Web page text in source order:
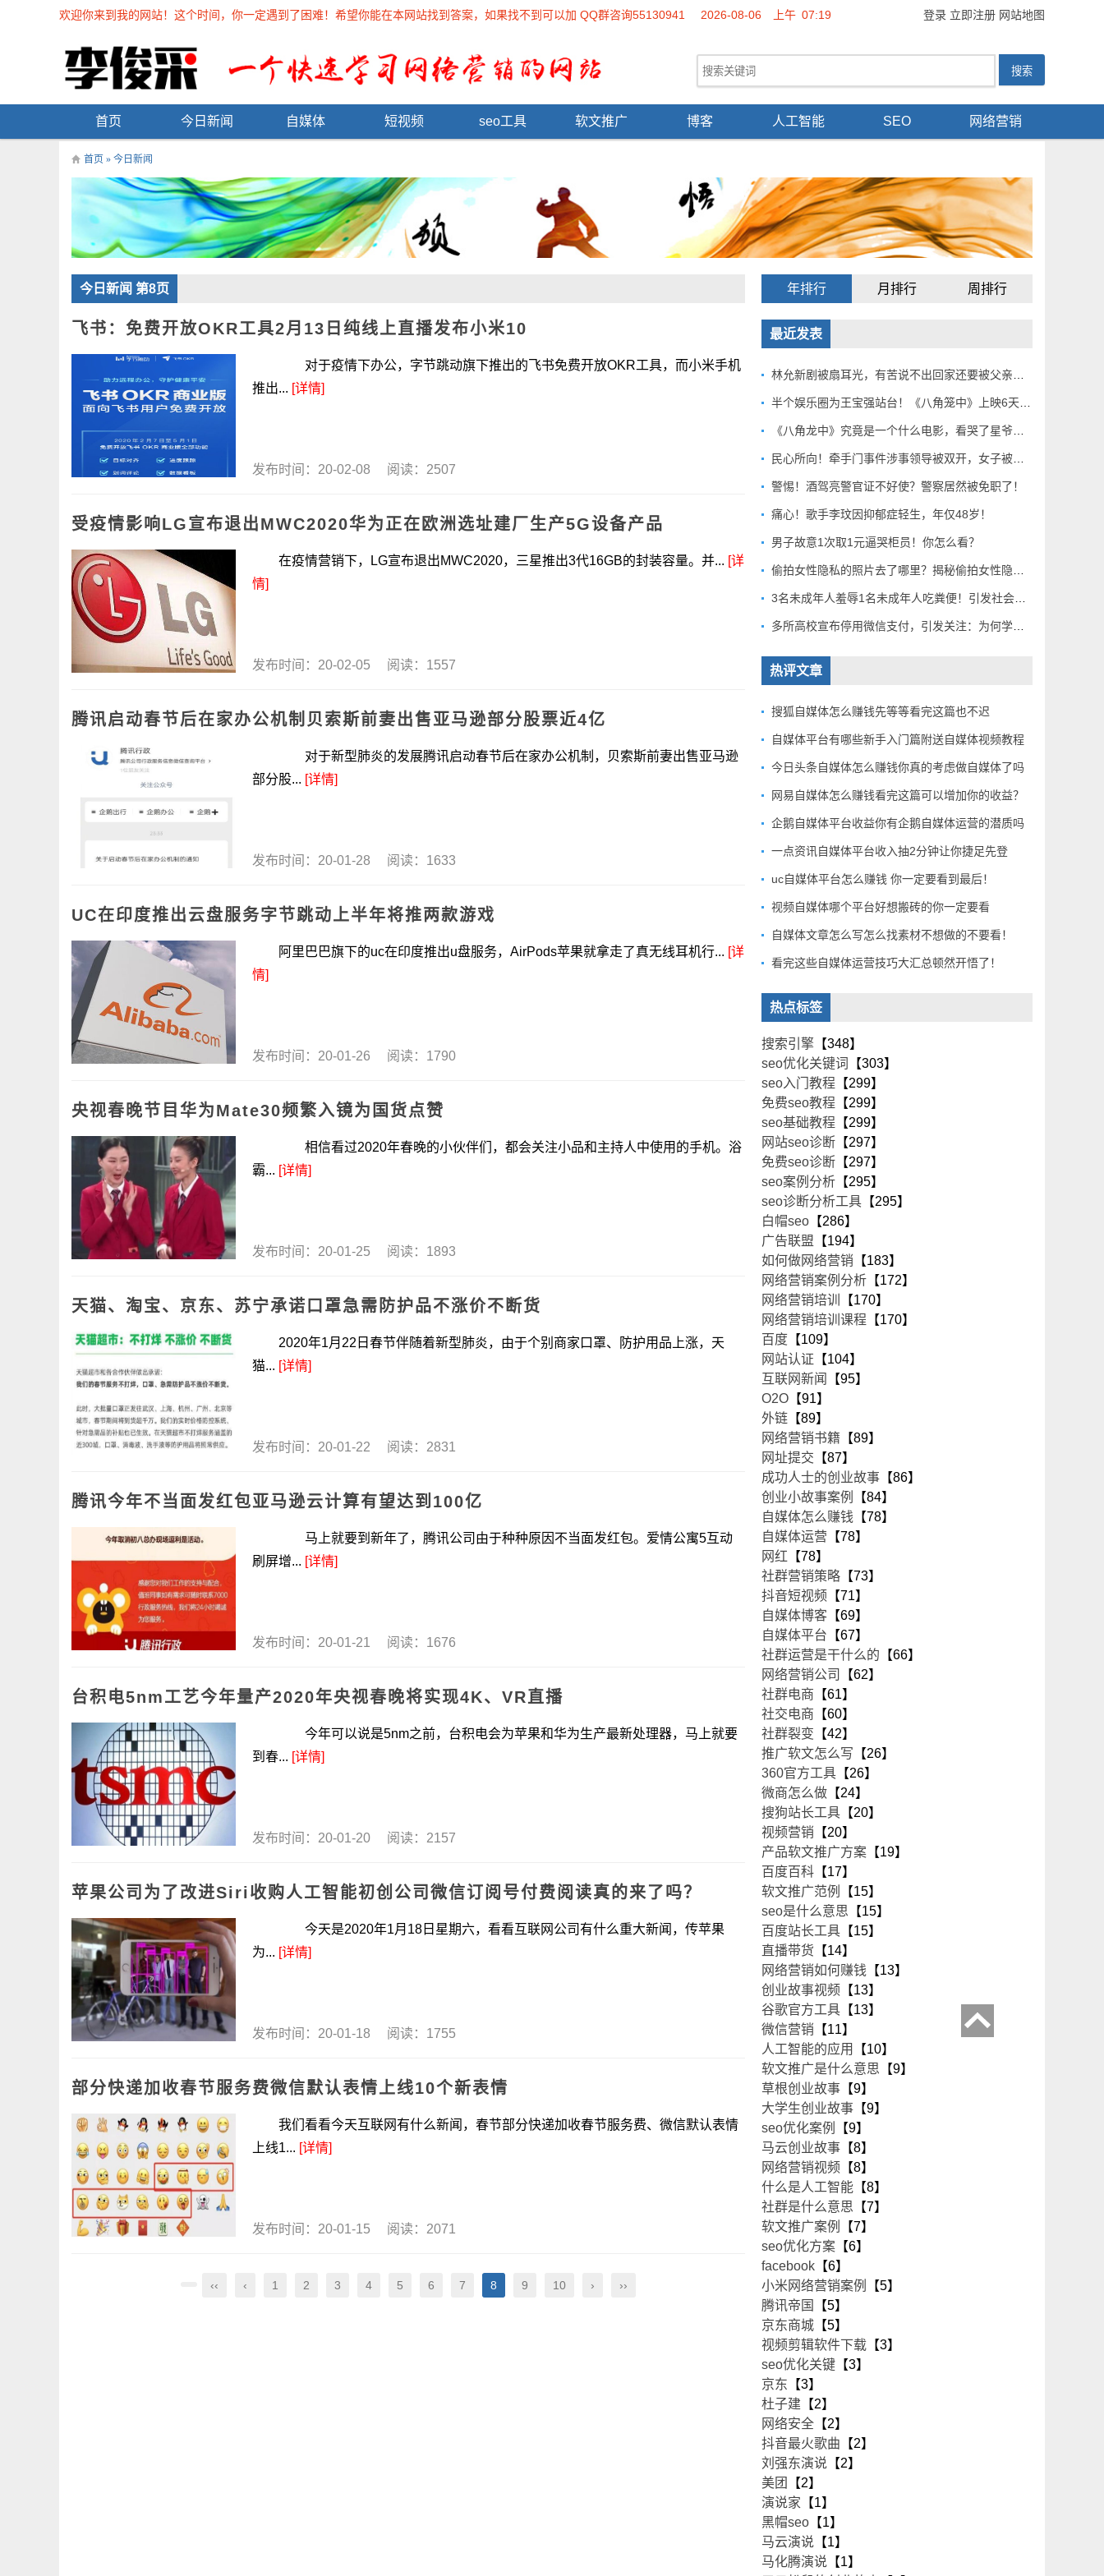
登录 立即注册 网站地图
欢迎你来到我的网站！这个时间，你一定遇到了困难！希望你能在本网站找到答案，如果找不到可以加 QQ群咨询55130941 2026-08-06 上午 07:19
首页 今日新闻 自媒体 短视频 seo工具 软文推广 博客 人工智能 SEO 网络营销
首页 » 今日新闻
今日新闻 第8页
飞书：免费开放OKR工具2月13日纯线上直播发布小米10
对于疫情下办公，字节跳动旗下推出的飞书免费开放OKR工具，而小米手机
推出... [详情]
发布时间：20-02-08 阅读：2507
受疫情影响LG宣布退出MWC2020华为正在欧洲选址建厂生产5G设备产品
在疫情营销下，LG宣布退出MWC2020，三星推出3代16GB的封装容量。并... [详
情]
发布时间：20-02-05 阅读：1557
腾讯启动春节后在家办公机制贝索斯前妻出售亚马逊部分股票近4亿
对于新型肺炎的发展腾讯启动春节后在家办公机制，贝索斯前妻出售亚马逊
部分股... [详情]
发布时间：20-01-28 阅读：1633
UC在印度推出云盘服务字节跳动上半年将推两款游戏
阿里巴巴旗下的uc在印度推出u盘服务，AirPods苹果就拿走了真无线耳机行... [详
情]
发布时间：20-01-26 阅读：1790
央视春晚节目华为Mate30频繁入镜为国货点赞
相信看过2020年春晚的小伙伴们，都会关注小品和主持人中使用的手机。浴
霸... [详情]
发布时间：20-01-25 阅读：1893
天猫、淘宝、京东、苏宁承诺口罩急需防护品不涨价不断货
2020年1月22日春节伴随着新型肺炎，由于个别商家口罩、防护用品上涨，天
猫... [详情]
发布时间：20-01-22 阅读：2831
腾讯今年不当面发红包亚马逊云计算有望达到100亿
马上就要到新年了，腾讯公司由于种种原因不当面发红包。爱情公寓5互动
刷屏增... [详情]
发布时间：20-01-21 阅读：1676
台积电5nm工艺今年量产2020年央视春晚将实现4K、VR直播
今年可以说是5nm之前，台积电会为苹果和华为生产最新处理器，马上就要
到春... [详情]
发布时间：20-01-20 阅读：2157
苹果公司为了改进Siri收购人工智能初创公司微信订阅号付费阅读真的来了吗？
今天是2020年1月18日星期六，看看互联网公司有什么重大新闻，传苹果
为... [详情]
发布时间：20-01-18 阅读：1755
部分快递加收春节服务费微信默认表情上线10个新表情
我们看看今天互联网有什么新闻，春节部分快递加收春节服务费、微信默认表情
上线1... [详情]
发布时间：20-01-15 阅读：2071
‹‹ ‹ 1 2 3 4 5 6 7 8 9 10 › ››
年排行 月排行 周排行
最近发表
警惕！酒驾亮警官证不好使？警察居然被免职了！
痛心！歌手李玟因抑郁症轻生，年仅48岁！
男子故意1次取1元逼哭柜员！你怎么看？
热评文章
搜狐自媒体怎么赚钱先等等看完这篇也不迟
自媒体平台有哪些新手入门篇附送自媒体视频教程
今日头条自媒体怎么赚钱你真的考虑做自媒体了吗
网易自媒体怎么赚钱看完这篇可以增加你的收益？
企鹅自媒体平台收益你有企鹅自媒体运营的潜质吗
一点资讯自媒体平台收入抽2分钟让你捷足先登
uc自媒体平台怎么赚钱 你一定要看到最后！
视频自媒体哪个平台好想搬砖的你一定要看
自媒体文章怎么写怎么找素材不想做的不要看！
看完这些自媒体运营技巧大汇总顿然开悟了！
热点标签
搜索引擎 【348】
seo优化关键词
【303】
seo入门教程 【299】
免费seo教程 【299】
seo基础教程 【299】
网站seo诊断 【297】
免费seo诊断 【297】
seo案例分析 【295】
seo诊断分析工具 【295】
白帽seo 【286】
广告联盟 【194】
如何做网络营销 【183】
网络营销案例分析 【172】
网络营销培训
【170】
网络营销培训课程 【170】
百度 【109】
网站认证 【104】
互联网新闻
【95】
O2O 【91】
外链 【89】
网络营销书籍 【89】
网址提交 【87】
成功人士的创业故事 【86】
创业小故事案例
【84】
自媒体怎么赚钱 【78】
自媒体运营 【78】
网红 【78】
社群营销策略 【73】
抖音短视频 【71】
自媒体博客 【69】
自媒体平台 【67】
社群运营是干什么的 【66】
网络营销公司
【62】
社群电商 【61】
社交电商 【60】
社群裂变 【42】
推广软文怎么写 【26】
360官方工具 【26】
微商怎么做 【24】
搜狗站长工具 【20】
视频营销 【20】
产品软文推广方案 【19】
百度百科 【17】
软文推广范例
【15】
seo是什么意思 【15】
百度站长工具 【15】
直播带货 【14】
网络营销如何赚钱 【13】
创业故事视频 【13】
谷歌官方工具 【13】
微信营销 【11】
人工智能的应用
【10】
软文推广是什么意思 【9】
草根创业故事 【9】
大学生创业故事 【9】
seo优化案例
【9】
马云创业故事 【8】
网络营销视频 【8】
什么是人工智能 【8】
社群是什么意思 【7】
软文推广案例
【7】
seo优化方案 【6】
facebook 【6】
小米网络营销案例
【5】
腾讯帝国
【5】
京东商城 【5】
视频剪辑软件下载 【3】
seo优化关键 【3】
京东 【3】
杜子建 【2】
网络安全 【2】
抖音最火歌曲 【2】
刘强东演说 【2】
美团
【2】
演说家 【1】
黑帽seo 【1】
马云演说 【1】
马化腾演说 【1】